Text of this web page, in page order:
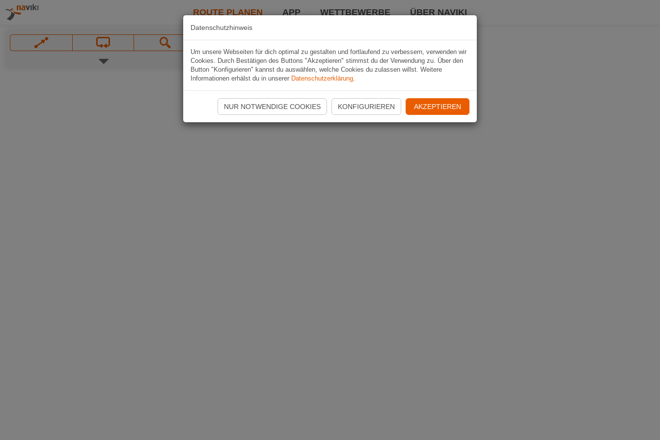
ROUTE PLANEN APP WETTBEWERBE ÜBER NAVIKI
Datenschutzhinweis
Um unsere Webseiten für dich optimal zu gestalten und fortlaufend zu verbessern, verwenden wir
Cookies. Durch Bestätigen des Buttons "Akzeptieren" stimmst du der Verwendung zu. Über den
Button "Konfigurieren" kannst du auswählen, welche Cookies du zulassen willst. Weitere
Informationen erhälst du in unserer Datenschutzerklärung.
NUR NOTWENDIGE COOKIES KONFIGURIEREN AKZEPTIEREN